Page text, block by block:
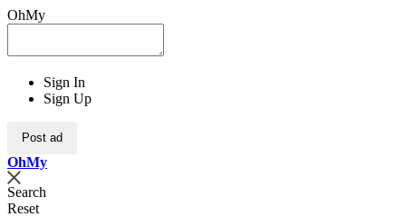
OhMy
Sign In
Sign Up
Post ad
OhMy
Search
Reset